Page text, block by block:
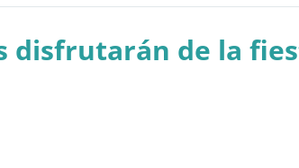
disfrutarán de la